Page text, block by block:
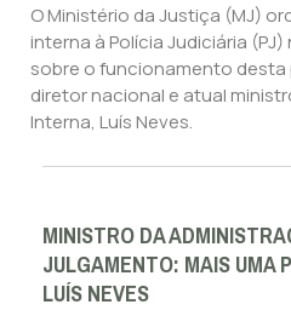
O Ministério da Justiça (MJ)
interna à Polícia Judiciária
sobre o funcionamento
diretor nacional e atual
Interna, Luís Neves.
MINISTRO DA
JULGAMENTO: MAIS UMA
LUÍS NEVES